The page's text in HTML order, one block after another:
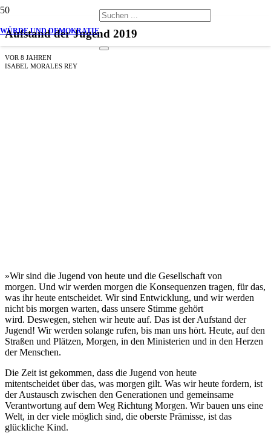
WÜRDE UND DEMOKRATIE
Aufstand der Jugend 2019
VOR 8 JAHREN
ISABEL MORALES REY
»Wir sind die Jugend von heute und die Gesellschaft von
morgen. Und wir werden morgen die Konsequenzen tragen, für das,
was ihr heute entscheidet. Wir sind Entwicklung, und wir werden
nicht bis morgen warten, dass unsere Stimme gehört
wird. Deswegen, stehen wir heute auf. Das ist der Aufstand der
Jugend! Wir werden solange rufen, bis man uns hört. Heute, auf den
Straßen und Plätzen, Morgen, in den Ministerien und in den Herzen
der Menschen.
Die Zeit ist gekommen, dass die Jugend von heute
mitentscheidet über das, was morgen gilt. Was wir heute fordern, ist
der Austausch zwischen den Generationen und gemeinsame
Verantwortung auf dem Weg Richtung Morgen. Wir bauen uns eine
Welt, in der viele möglich sind, die oberste Prämisse, ist das
glückliche Kind.